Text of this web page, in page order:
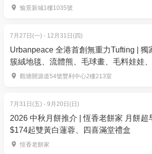
所有賓客須在到訪前進行入園預約。
讓我們可以實時彈性調整營運，提升賓
1日門票（第1級別）可在門票有效
日子使用。
樂園的入園預約系統可以區別一日門
「第1級別」日子。
賓客持有未使用及未過期的「第1級
樂園正門售票處支付差價升級為「第2
1日門票（第2級別）可在門票有效期
愉景新城1樓1035號
7月27日(一) - 12月31日(四)
Urbanpeace 全港首創無重力Tufting | 獨
簇絨地毯、流體熊、毛球畫、毛料娃娃
指製作 | 觀塘
觀塘開源道54號豐利中心2樓213室
7月31日(五) - 9月20日(日)
2026 中秋月餅推介 | 恆香老餅家 月餅超
$174起雙黃白蓮蓉、四喜滿堂禮盒
恆香老餅家